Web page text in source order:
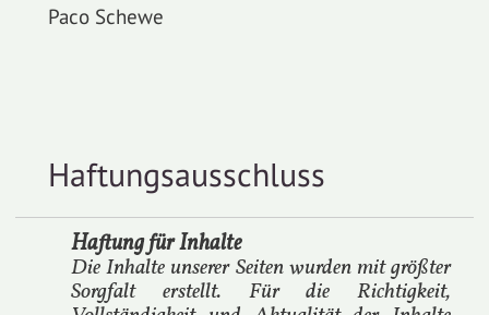
Paco Schewe
Haftungsausschluss
Haftung für Inhalte
Die Inhalte unserer Seiten wurden mit größter
Sorgfalt erstellt. Für die Richtigkeit,